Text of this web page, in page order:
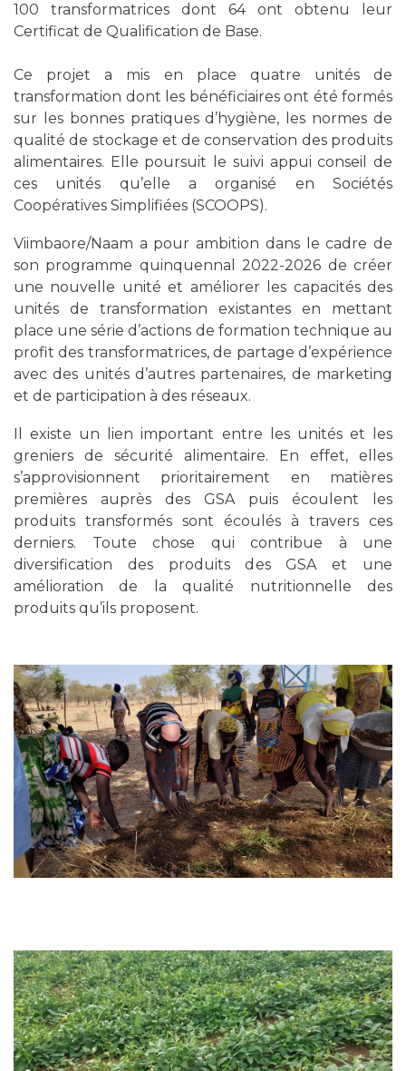
100 transformatrices dont 64 ont obtenu leur
Certificat de Qualification de Base.
Ce projet a mis en place quatre unités de
transformation dont les bénéficiaires ont été formés
sur les bonnes pratiques d’hygiène, les normes de
qualité de stockage et de conservation des produits
alimentaires. Elle poursuit le suivi appui conseil de
ces unités qu’elle a organisé en Sociétés
Coopératives Simplifiées (SCOOPS).
Viimbaore/Naam a pour ambition dans le cadre de
son programme quinquennal 2022-2026 de créer
une nouvelle unité et améliorer les capacités des
unités de transformation existantes en mettant
place une série d’actions de formation technique au
profit des transformatrices, de partage d’expérience
avec des unités d’autres partenaires, de marketing
et de participation à des réseaux.
Il existe un lien important entre les unités et les
greniers de sécurité alimentaire. En effet, elles
s’approvisionnent prioritairement en matières
premières auprès des GSA puis écoulent les
produits transformés sont écoulés à travers ces
derniers. Toute chose qui contribue à une
diversification des produits des GSA et une
amélioration de la qualité nutritionnelle des
produits qu’ils proposent.